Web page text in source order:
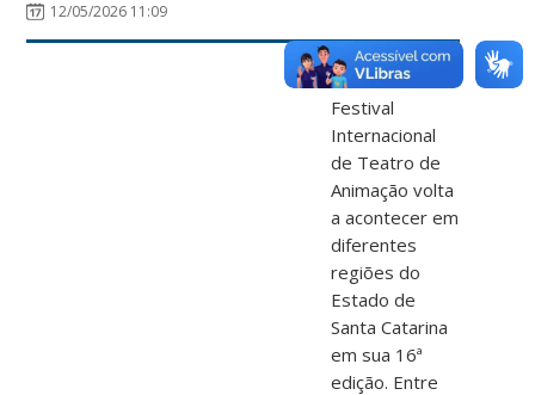
12/05/2026 11:09
O FITA –
Festival
Internacional
de Teatro de
Animação volta
a acontecer em
diferentes
regiões do
Estado de
Santa Catarina
em sua 16ª
edição. Entre